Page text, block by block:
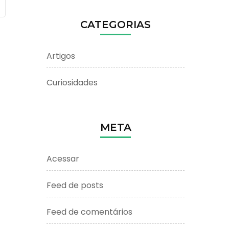
CATEGORIAS
Artigos
Curiosidades
META
Acessar
Feed de posts
Feed de comentários